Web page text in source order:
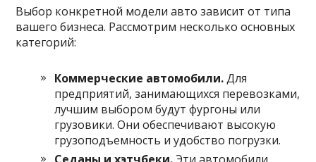
Выбор конкретной модели авто зависит от типа
вашего бизнеса. Рассмотрим несколько основных
категорий:
Коммерческие автомобили.Для
предприятий, занимающихся перевозками,
лучшим выбором будут фургоны или
грузовики. Они обеспечивают высокую
грузоподъемность и удобство погрузки.